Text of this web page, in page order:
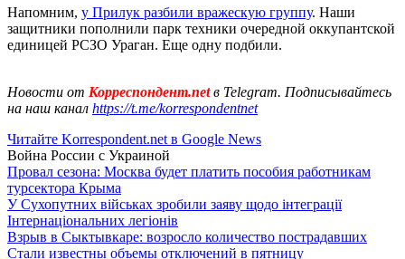
Напомним, у Прилук разбили вражескую группу. Наши
защитники пополнили парк техники очередной оккупантской
единицей РСЗО Ураган. Еще одну подбили.
Новости от Корреспондент.netв Telegram. Подписывайтесь
на наш канал https://t.me/korrespondentnet
Читайте Korrespondent.net в Google News
Война России с Украиной
Провал сезона: Москва будет платить пособия работникам
турсектора Крыма
У Сухопутних військах зробили заяву щодо інтеграції
Інтернаціональних легіонів
Взрыв в Сыктывкаре: возросло количество пострадавших
Стали известны объемы отключений в пятницу